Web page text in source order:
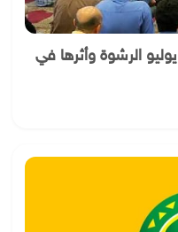
موضوع خطبة الجمعة اليوم 31 يوليو الرشوة وأثرها في